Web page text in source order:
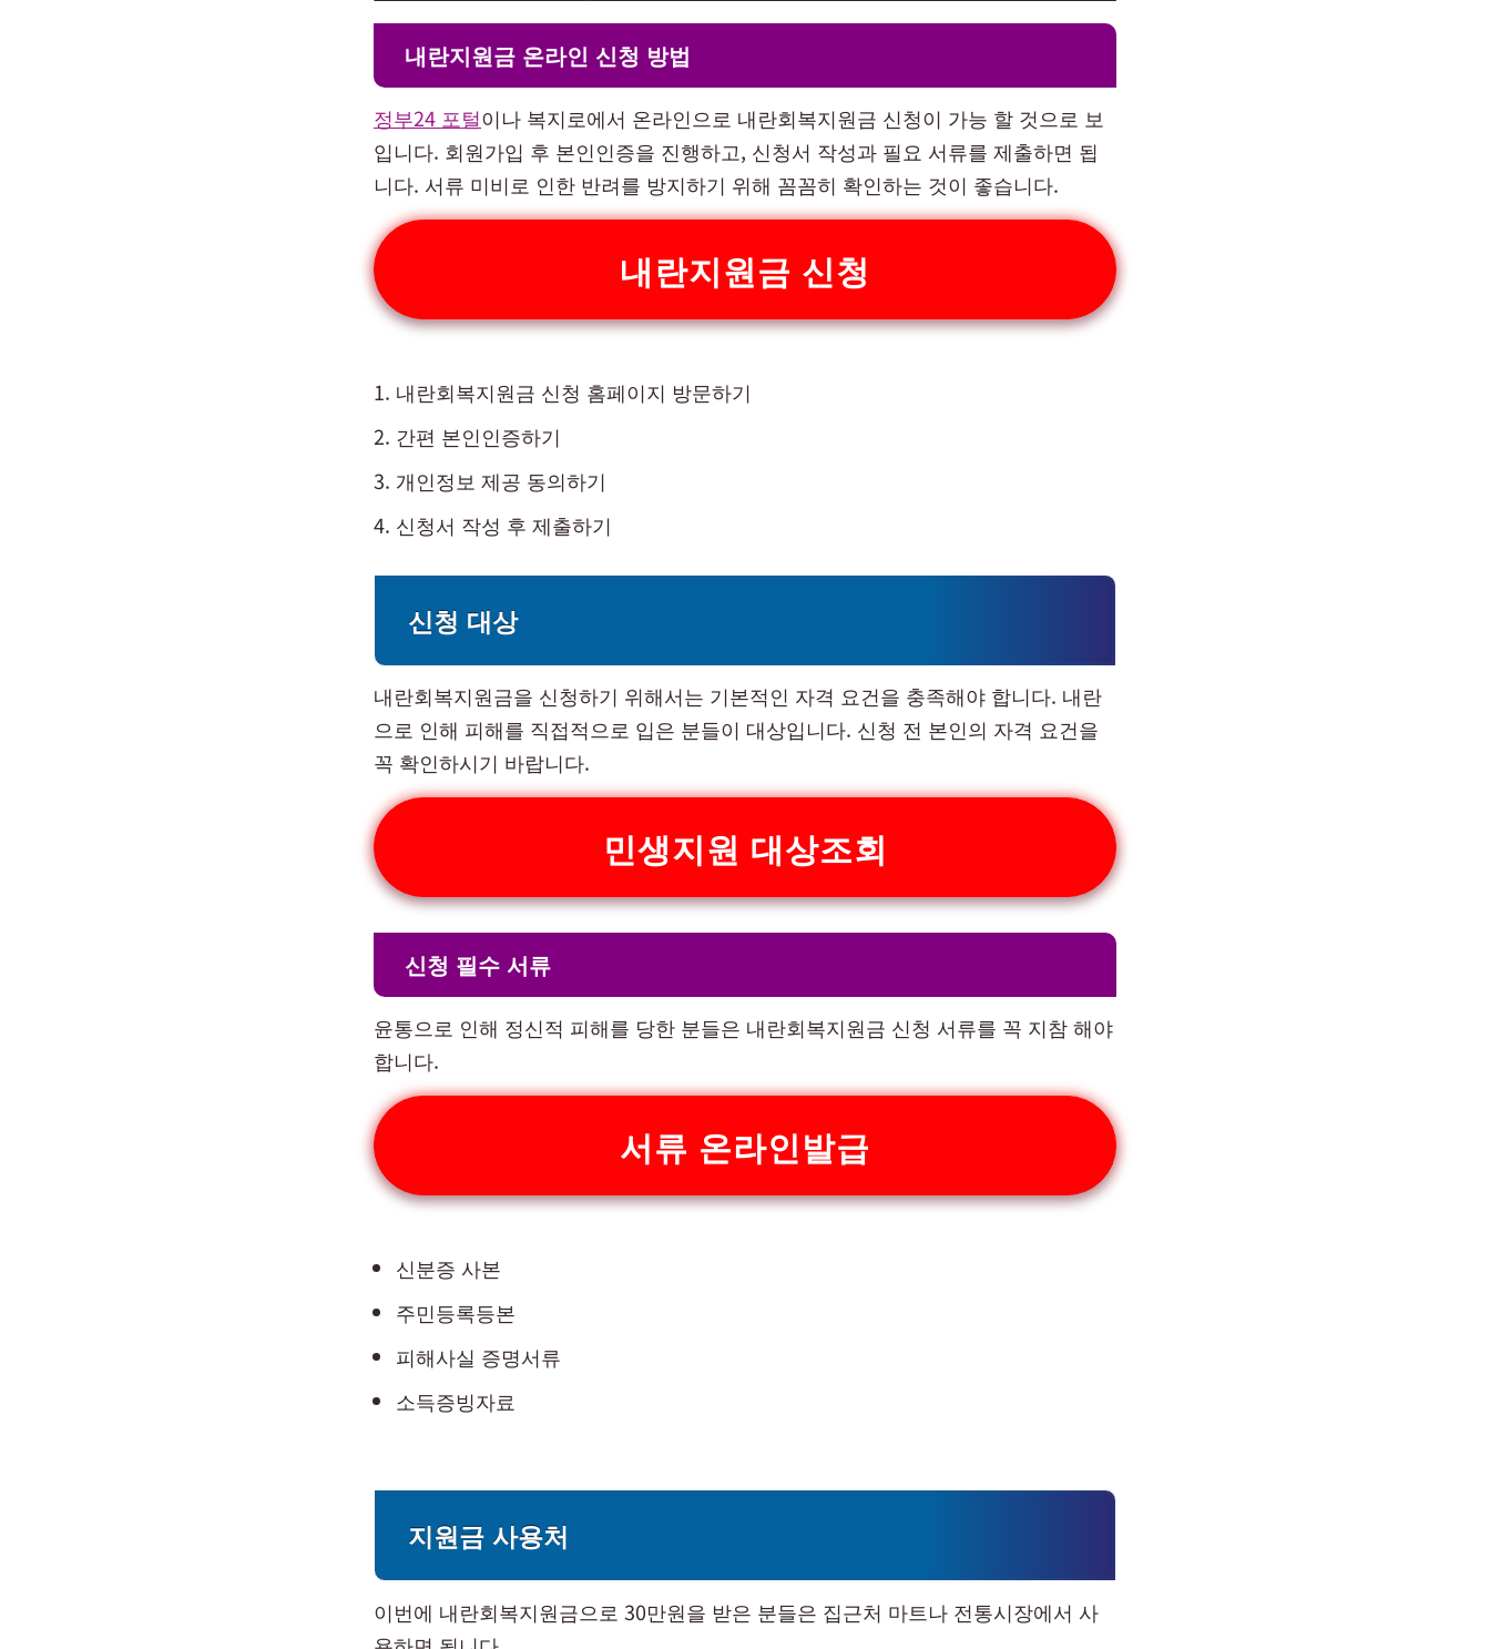
내란지원금 온라인 신청 방법
정부24 포털이나 복지로에서 온라인으로 내란회복지원금 신청이 가능 할 것으로 보
입니다. 회원가입 후 본인인증을 진행하고, 신청서 작성과 필요 서류를 제출하면 됩
니다. 서류 미비로 인한 반려를 방지하기 위해 꼼꼼히 확인하는 것이 좋습니다.
내란지원금 신청
내란회복지원금 신청 홈페이지 방문하기
간편 본인인증하기
개인정보 제공 동의하기
신청서 작성 후 제출하기
신청 대상
내란회복지원금을 신청하기 위해서는 기본적인 자격 요건을 충족해야 합니다. 내란
으로 인해 피해를 직접적으로 입은 분들이 대상입니다. 신청 전 본인의 자격 요건을
꼭 확인하시기 바랍니다.
민생지원 대상조회
신청 필수 서류
윤통으로 인해 정신적 피해를 당한 분들은 내란회복지원금 신청 서류를 꼭 지참 해야
합니다.
서류 온라인발급
신분증 사본
주민등록등본
피해사실 증명서류
소득증빙자료
지원금 사용처
이번에 내란회복지원금으로 30만원을 받은 분들은 집근처 마트나 전통시장에서 사